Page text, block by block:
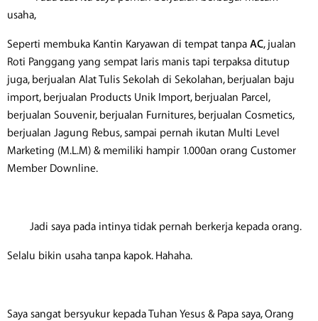
usaha,
Seperti membuka Kantin Karyawan di tempat tanpa AC, jualan
Roti Panggang yang sempat laris manis tapi terpaksa ditutup
juga, berjualan Alat Tulis Sekolah di Sekolahan, berjualan baju
import, berjualan Products Unik Import, berjualan Parcel,
berjualan Souvenir, berjualan Furnitures, berjualan Cosmetics,
berjualan Jagung Rebus, sampai pernah ikutan Multi Level
Marketing (M.L.M) & memiliki hampir 1.000an orang Customer
Member Downline.
Jadi saya pada intinya tidak pernah berkerja kepada orang.
Selalu bikin usaha tanpa kapok. Hahaha.
Saya sangat bersyukur kepada Tuhan Yesus & Papa saya, Orang